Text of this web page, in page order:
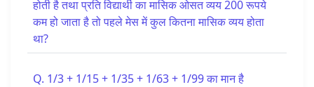
होती है तथा प्रति विद्यार्थी का मासिक ओसत व्यय 200 रूपये
कम हो जाता है तो पहले मेस में कुल कितना मासिक व्यय होता
था?
Q. 1/3 + 1/15 + 1/35 + 1/63 + 1/99 का मान है